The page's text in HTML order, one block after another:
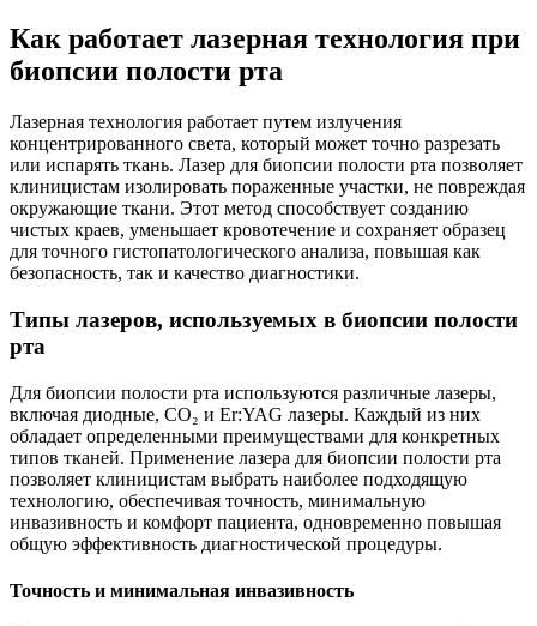
Как работает лазерная технология при
биопсии полости рта
Лазерная технология работает путем излучения
концентрированного света, который может точно разрезать
или испарять ткань. Лазер для биопсии полости рта позволяет
клиницистам изолировать пораженные участки, не повреждая
окружающие ткани. Этот метод способствует созданию
чистых краев, уменьшает кровотечение и сохраняет образец
для точного гистопатологического анализа, повышая как
безопасность, так и качество диагностики.
Типы лазеров, используемых в биопсии полости
рта
Для биопсии полости рта используются различные лазеры,
включая диодные, CO₂ и Er:YAG лазеры. Каждый из них
обладает определенными преимуществами для конкретных
типов тканей. Применение лазера для биопсии полости рта
позволяет клиницистам выбрать наиболее подходящую
технологию, обеспечивая точность, минимальную
инвазивность и комфорт пациента, одновременно повышая
общую эффективность диагностической процедуры.
Точность и минимальная инвазивность